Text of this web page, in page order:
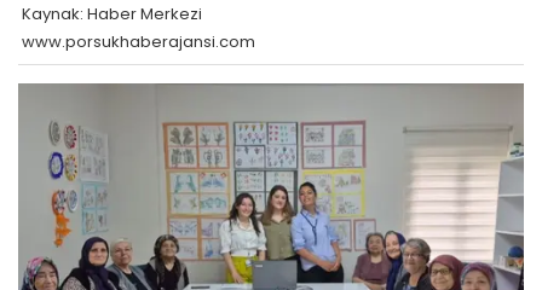
Kaynak: Haber Merkezi
www.porsukhaberajansi.com